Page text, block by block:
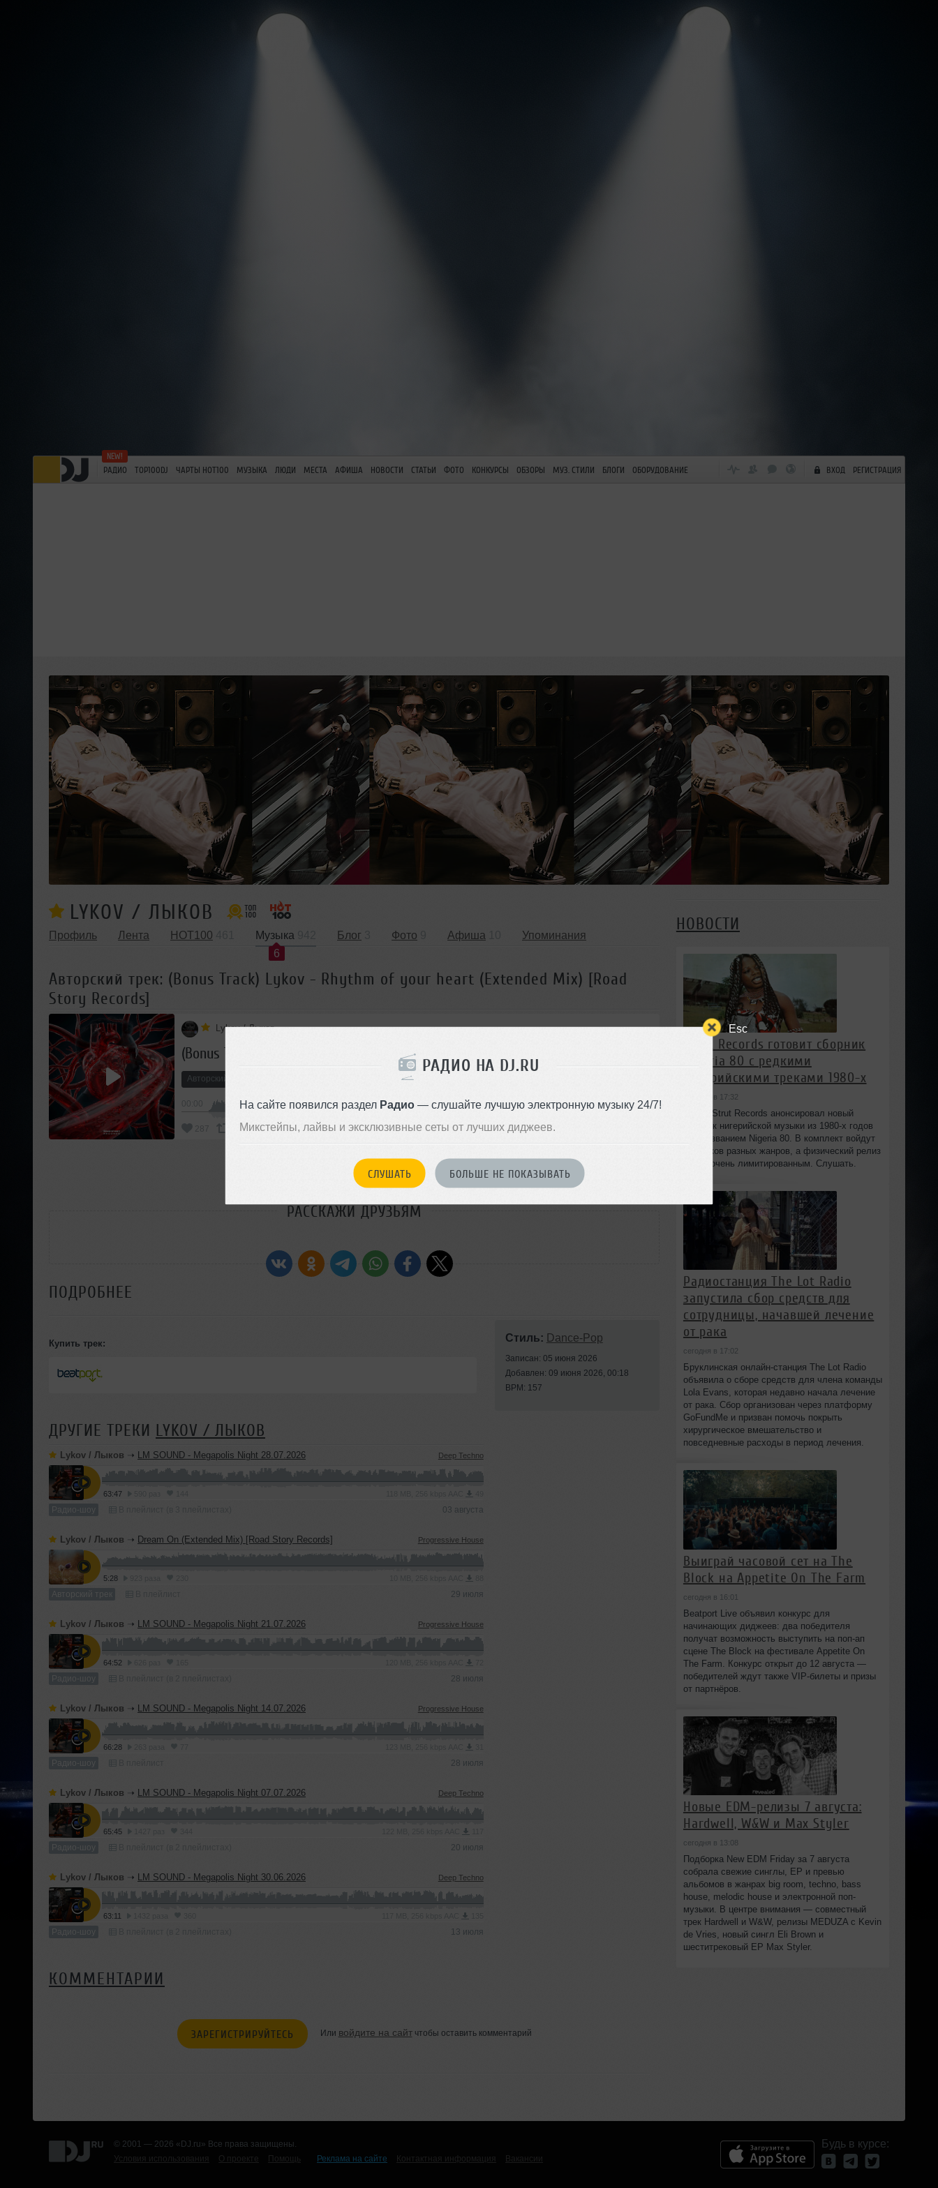
Esc
РАДИО НА DJ.RU
На сайте появился раздел Радио— слушайте лучшую электронную музыку 24/7!
Микстейпы, лайвы и эксклюзивные сеты от лучших диджеев.
СЛУШАТЬ БОЛЬШЕ НЕ ПОКАЗЫВАТЬ
РАДИО TOP100DJ ЧАРТЫ HOT100 МУЗЫКА ЛЮДИ МЕСТА АФИША НОВОСТИ СТАТЬИ ФОТО КОНКУРСЫ ОБЗОРЫ МУЗ. СТИЛИ БЛОГИ ОБОРУДОВАНИЕ ВХОД РЕГИСТРАЦИЯ
LYKOV / ЛЫКОВ
Профиль Лента HOT100
Музыка
6
Блог Фото Афиша Упоминания
Авторский трек: (Bonus Track) Lykov - Rhythm of your heart (Extended Mix) [Road
Story Records]
Lykov / Лыков
Авторский трек
-3:17
287 Добавить В очередь Комментировать 03:17 1224 Скачать
ПОДДЕРЖАТЬ АРТИСТА
РАССКАЖИ ДРУЗЬЯМ
ПОДРОБНЕЕ
Купить трек:
ДРУГИЕ ТРЕКИ LYKOV / ЛЫКОВ
Lykov / Лыков ➝ LM SOUND - Megapolis Night 28.07.2026 Deep Techno
63:47
Радио-шоу 03 августа
Lykov / Лыков ➝ Dream On (Extended Mix) [Road Story Records] Progressive House
5:28
Авторский трек 29 июля
Lykov / Лыков ➝ LM SOUND - Megapolis Night 21.07.2026 Progressive House
64:52
Радио-шоу 28 июля
Lykov / Лыков ➝ LM SOUND - Megapolis Night 14.07.2026 Progressive House
66:28
Радио-шоу 28 июля
Lykov / Лыков ➝ LM SOUND - Megapolis Night 07.07.2026 Deep Techno
65:45
Радио-шоу 20 июля
Lykov / Лыков ➝ LM SOUND - Megapolis Night 30.06.2026 Deep Techno
63:11
Радио-шоу 13 июля
Стиль: Dance-Pop
Записан: 05 июня 2026
Добавлен: 09 июня 2026, 00:18
BPM: 157
КОММЕНТАРИИ
ЗАРЕГИСТРИРУЙТЕСЬ Или войдите на сайтчтобы оставить комментарий
НОВОСТИ
Strut Records готовит сборник
Nigeria 80 с редкими
нигерийскими треками 1980-х
сегодня в 17:32
Лейбл Strut Records анонсировал новый
сборник нигерийской музыки из 1980-х годов
под названием Nigeria 80. В комплект войдут
13 треков разных жанров, а физический релиз
будет очень лимитированным. Слушать.
Радиостанция The Lot Radio
запустила сбор средств для
сотрудницы, начавшей лечение
от рака
сегодня в 17:02
Бруклинская онлайн-станция The Lot Radio
объявила о сборе средств для члена команды
Lola Evans, которая недавно начала лечение
от рака. Сбор организован через платформу
GoFundMe и призван помочь покрыть
хирургическое вмешательство и
повседневные расходы в период лечения.
Выиграй часовой сет на The
Block на Appetite On The Farm
сегодня в 16:01
Beatport Live объявил конкурс для
начинающих диджеев: два победителя
получат возможность выступить на поп‑ап
сцене The Block на фестивале Appetite On
The Farm. Конкурс открыт до 12 августа —
победителей ждут также VIP‑билеты и призы
от партнёров.
Новые EDM-релизы 7 августа:
Hardwell, W&W и Max Styler
сегодня в 13:08
Подборка New EDM Friday за 7 августа
собрала свежие синглы, EP и превью
альбомов в жанрах big room, techno, bass
house, melodic house и электронной поп-
музыки. В центре внимания — совместный
трек Hardwell и W&W, релизы MEDUZA с Kevin
de Vries, новый сингл Eli Brown и
шеститрековый EP Max Styler.
© 2001 — 2026 «DJ.ru» Все права защищены.
Условия использования
О проекте Помощь Реклама на сайте Контактная информация Вакансии
Будь в курсе: